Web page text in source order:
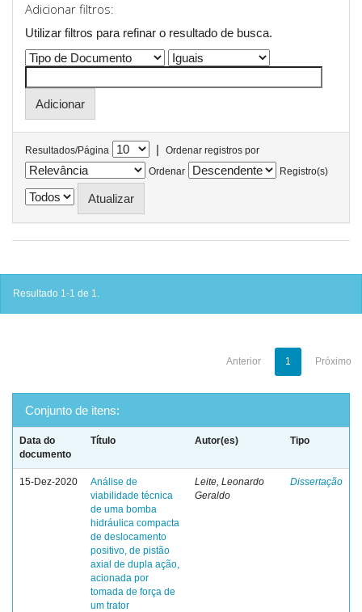
Adicionar filtros:
Utilizar filtros para refinar o resultado de busca.
Resultados/Página |
Ordenar registros por
Ordenar
Registro(s)
Resultado 1-1 de 1.
Anterior 1 Próximo
Conjunto de itens:
Data do
documento
Título Autor(es) Tipo
15-Dez-2020
Análise de
viabilidade técnica
de uma bomba
hidráulica compacta
de deslocamento
positivo, de pistão
axial de dupla ação,
acionada por
tomada de força de
um trator
Leite, Leonardo
Geraldo
Dissertação